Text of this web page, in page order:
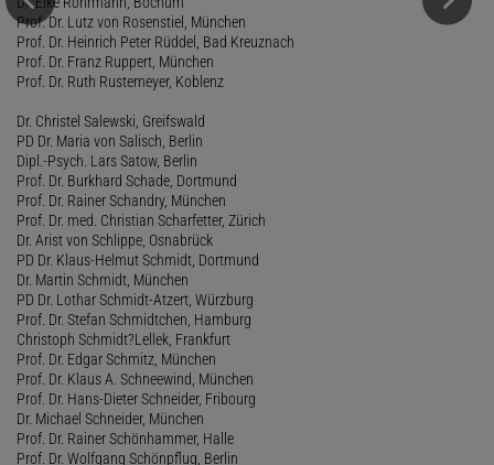
Prof. Dr. Lutz von Rosenstiel, München
Prof. Dr. Heinrich Peter Rüddel, Bad Kreuznach
Prof. Dr. Franz Ruppert, München
Prof. Dr. Ruth Rustemeyer, Koblenz
Dr. Christel Salewski, Greifswald
PD Dr. Maria von Salisch, Berlin
Dipl.-Psych. Lars Satow, Berlin
Prof. Dr. Burkhard Schade, Dortmund
Prof. Dr. Rainer Schandry, München
Prof. Dr. med. Christian Scharfetter, Zürich
Dr. Arist von Schlippe, Osnabrück
PD Dr. Klaus-Helmut Schmidt, Dortmund
Dr. Martin Schmidt, München
PD Dr. Lothar Schmidt-Atzert, Würzburg
Prof. Dr. Stefan Schmidtchen, Hamburg
Christoph Schmidt?Lellek, Frankfurt
Prof. Dr. Edgar Schmitz, München
Prof. Dr. Klaus A. Schneewind, München
Prof. Dr. Hans-Dieter Schneider, Fribourg
Dr. Michael Schneider, München
Prof. Dr. Rainer Schönhammer, Halle
Prof. Dr. Wolfgang Schönpflug, Berlin